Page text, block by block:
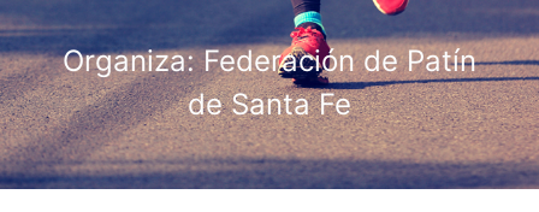
Organiza: Federación de Patín
de Santa Fe